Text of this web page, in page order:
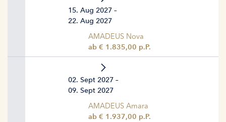
15. Aug 2027 –
22. Aug 2027
AMADEUS Nova
ab € 1.835,00 p.P.
02. Sept 2027 –
09. Sept 2027
AMADEUS Amara
ab € 1.937,00 p.P.